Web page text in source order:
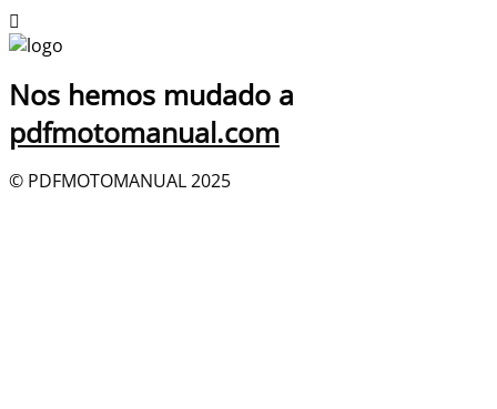
Nos hemos mudado a
pdfmotomanual.com
© PDFMOTOMANUAL 2025